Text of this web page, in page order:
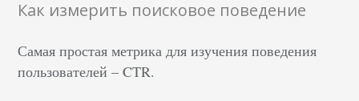
Как измерить поисковое поведение
Самая простая метрика для изучения поведения
пользователей – CTR.